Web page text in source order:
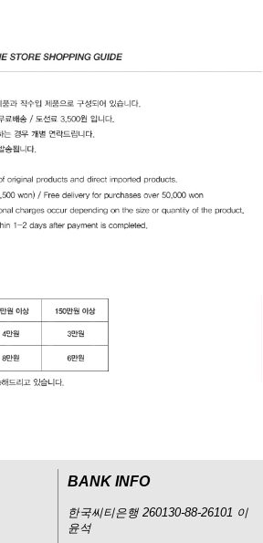
BANK INFO
한국씨티은행 260130-88-26101 이
윤석